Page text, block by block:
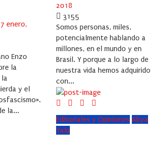
enero,
Enzo
la
la
y el
la...
2018
3155
Somos personas, miles,
potencialmente hablando a
millones, en el mundo y en
Brasil. Y porque a lo largo de
nuestra vida hemos adquirido
con...
Editoriales y Opiniones Abya
Yala